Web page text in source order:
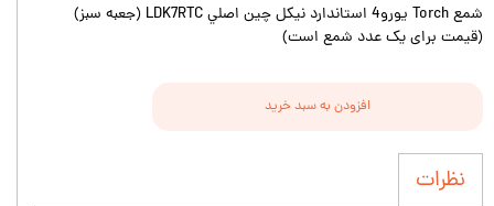
شمع Torch يورو4 استاندارد نيكل چين اصلي LDK7RTC (جعبه سبز)
(قیمت برای یک عدد شمع است)
افزودن به سبد خرید
نظرات